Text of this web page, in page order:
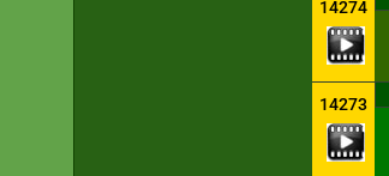
14274
14273